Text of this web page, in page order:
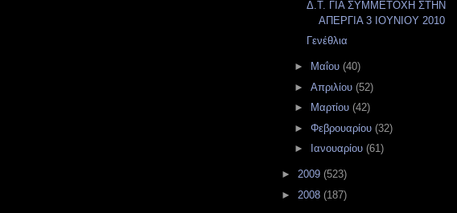
Δ.Τ. ΓΙΑ ΣΥΜΜΕΤΟΧΗ ΣΤΗΝ
ΑΠΕΡΓΙΑ 3 ΙΟΥΝΙΟΥ 2010
Γενέθλια
► Μαΐου (40)
► Απριλίου (52)
►
Μαρτίου (42)
► Φεβρουαρίου (32)
►
Ιανουαρίου (61)
► 2009 (523)
► 2008 (187)